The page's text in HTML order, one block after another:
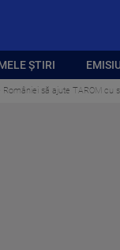
ȘTIRI
să ajute TAROM cu